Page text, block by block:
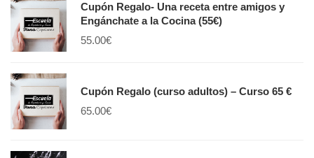
Cupón Regalo- Una receta entre amigos y
Engánchate a la Cocina (55€)
55.00€
Cupón Regalo (curso adultos) – Curso 65 €
65.00€